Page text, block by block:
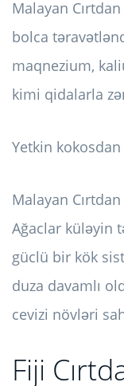
Malayan
bolca
maqnezium,
kimi qidalarla
Yetkin kokosdan
Malayan
Ağaclar küləyin
güclü bir kök
duza davamlı
cevizi növləri
Fiji